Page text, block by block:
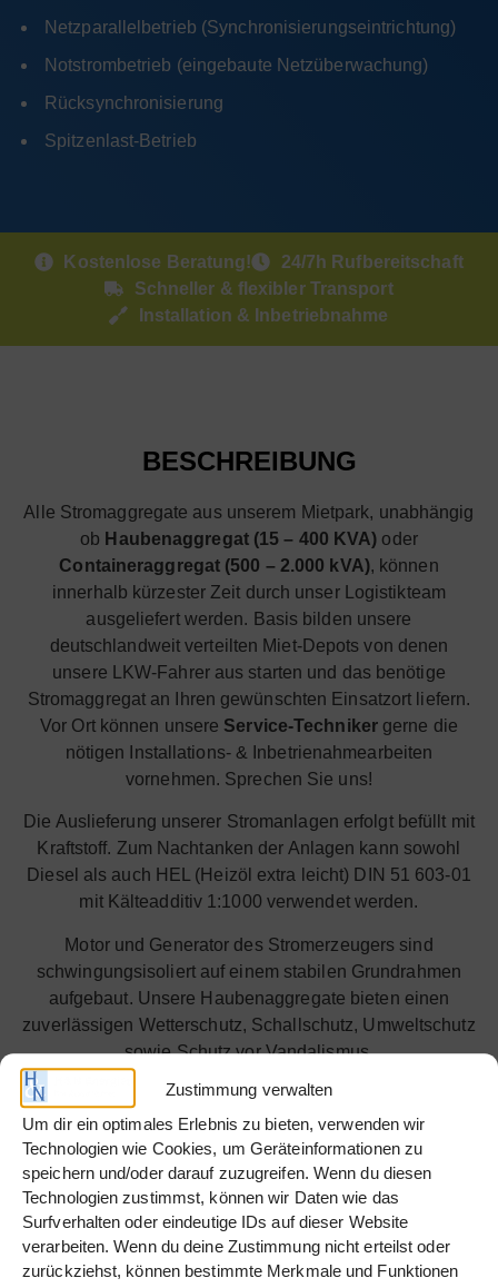
Zustimmung verwalten
Um dir ein optimales Erlebnis zu bieten, verwenden wir
Technologien wie Cookies, um Geräteinformationen zu
speichern und/oder darauf zuzugreifen. Wenn du diesen
Technologien zustimmst, können wir Daten wie das
Surfverhalten oder eindeutige IDs auf dieser Website
verarbeiten. Wenn du deine Zustimmung nicht erteilst oder
zurückziehst, können bestimmte Merkmale und Funktionen
Netzparallelbetrieb (Synchronisierungseintrichtung)
Notstrombetrieb (eingebaute Netzüberwachung)
Rücksynchronisierung
Spitzenlast-Betrieb
Kostenlose Beratung!
24/7h Rufbereitschaft
Schneller & flexibler Transport
Installation & Inbetriebnahme
BESCHREIBUNG
Alle Stromaggregate aus unserem Mietpark, unabhängig
ob Haubenaggregat (15 – 400 KVA) oder
Containeraggregat (500 – 2.000 kVA), können
innerhalb kürzester Zeit durch unser Logistikteam
ausgeliefert werden. Basis bilden unsere
deutschlandweit verteilten Miet-Depots von denen
unsere LKW-Fahrer aus starten und das benötige
Stromaggregat an Ihren gewünschten Einsatzort liefern.
Vor Ort können unsere Service-Technikergerne die
nötigen Installations- & Inbetrienahmearbeiten
vornehmen. Sprechen Sie uns!
Die Auslieferung unserer Stromanlagen erfolgt befüllt mit
Kraftstoff. Zum Nachtanken der Anlagen kann sowohl
Diesel als auch HEL (Heizöl extra leicht) DIN 51 603-01
mit Kälteadditiv 1:1000 verwendet werden.
Motor und Generator des Stromerzeugers sind
schwingungsisoliert auf einem stabilen Grundrahmen
aufgebaut. Unsere Haubenaggregate bieten einen
zuverlässigen Wetterschutz, Schallschutz, Umweltschutz
sowie Schutz vor Vandalismus.
Der Aufbau des Aggregates besteht aus einer robusten
Haube mit einer geschlossenen Auffangwanne. Mehrere,
abschließbare Türen an den Längsseiten der Haube
gewährleisten eine leichte Zugänglichkeit für Wartung /
Service.
Die Steuerung des Stromerzeugers ist in einem
Aggregateschaltschrank eingebaut und ausgelegt für